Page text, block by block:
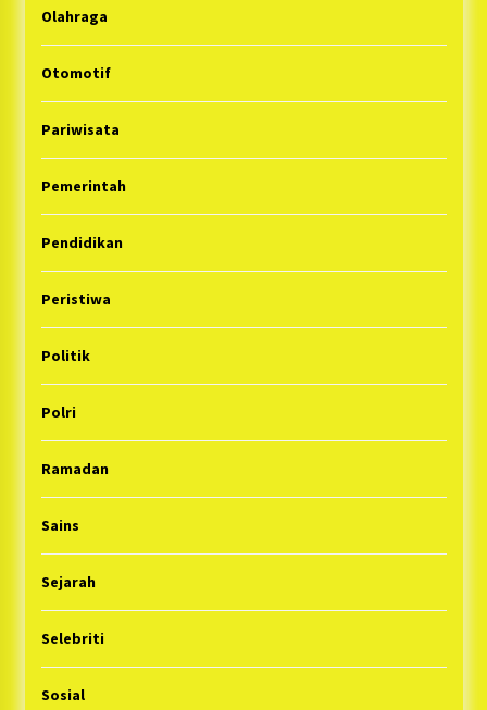
Olahraga
Otomotif
Pariwisata
Pemerintah
Pendidikan
Peristiwa
Politik
Polri
Ramadan
Sains
Sejarah
Selebriti
Sosial